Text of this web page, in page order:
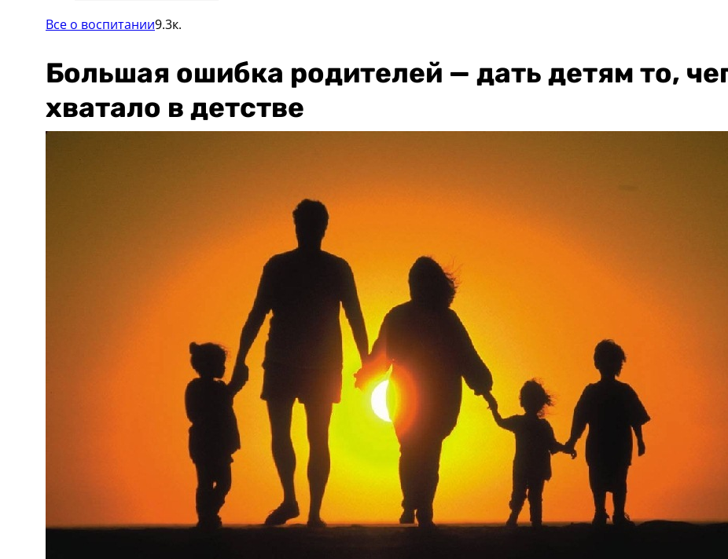
Все о воспитании9.3к.
Большая ошибка родителей — дать детям то,
хватало в детстве